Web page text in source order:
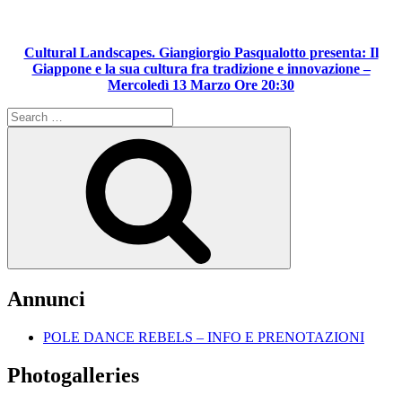
Cultural Landscapes. Giangiorgio Pasqualotto presenta: Il
Giappone e la sua cultura fra tradizione e innovazione –
Mercoledì 13 Marzo Ore 20:30
Search
for:
Annunci
POLE DANCE REBELS – INFO E PRENOTAZIONI
Photogalleries